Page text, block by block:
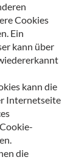
Cookies
Ein
kann über
kann die
Internetseite
die